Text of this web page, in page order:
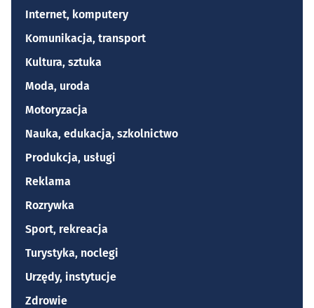
Internet, komputery
Komunikacja, transport
Kultura, sztuka
Moda, uroda
Motoryzacja
Nauka, edukacja, szkolnictwo
Produkcja, usługi
Reklama
Rozrywka
Sport, rekreacja
Turystyka, noclegi
Urzędy, instytucje
Zdrowie